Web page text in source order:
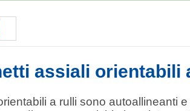
assiali orientabili
a rulli sono autoallineanti